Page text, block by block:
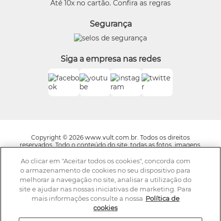
Trocas e Devoluções
Boticário Internacional
Até 10x no cartão. Confira as regras
Segurança
Siga a empresa nas redes
Copyright © 2026 www.vult.com.br. Todos os direitos
reservados. Todo o conteúdo do site, todas as fotos, imagens,
layout, trade dress, aqui veiculados são de propriedade exclusiva
da Boticário Produto de Beleza Ltda. É vedada qualquer
reprodução, total ou parcial, de qualquer elemento de
identidade, sem expressa autorização. A violação de qualquer
direito mencionado implicará na responsabilização cível e
criminal nos termos da Lei. Os preços dos produtos estão
sujeitos a alteração sem aviso prévio.
A Vult se reserva o direito de corrigir qualquer possível erro de
Ao clicar em "Aceitar todos os cookies", concorda com
o armazenamento de cookies no seu dispositivo para
melhorar a navegação no site, analisar a utilização do
site e ajudar nas nossas iniciativas de marketing. Para
mais informações consulte a nossa Política de
cookies